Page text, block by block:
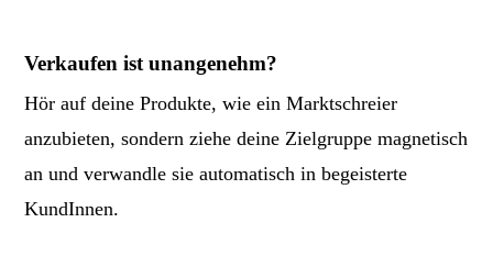
Verkaufen ist unangenehm?
Hör auf deine Produkte, wie ein Marktschreier
anzubieten, sondern ziehe deine Zielgruppe magnetisch
an und verwandle sie automatisch in begeisterte
KundInnen.